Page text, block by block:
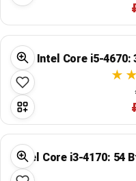
Intel Core i5-4670:
Intel Core i3-4170: 54